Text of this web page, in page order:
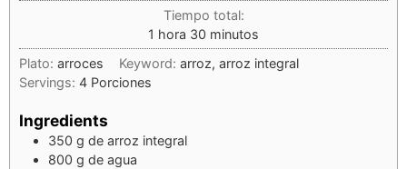
Tiempo total:
1 hora 30 minutos
Plato: arroces Keyword:arroz, arroz integral
Servings: 4 Porciones
Ingredients
350 g de arroz integral
800 g de agua